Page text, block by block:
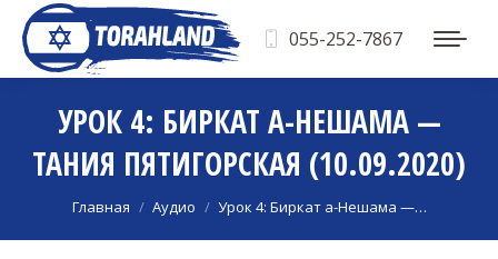
055-252-7867
УРОК 4: БИРКАТ А-НЕШАМА —
ТАНИЯ ПЯТИГОРСКАЯ (10.09.2020)
Вы здесь:
Главная Аудио Урок 4: Биркат а-Нешама —…